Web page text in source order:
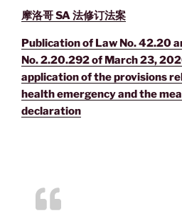
摩洛哥 SA 法修订法案
Publication of Law No. 42.20
No. 2.20.292 of March 23,
application of the provisions
health emergency and the
declaration